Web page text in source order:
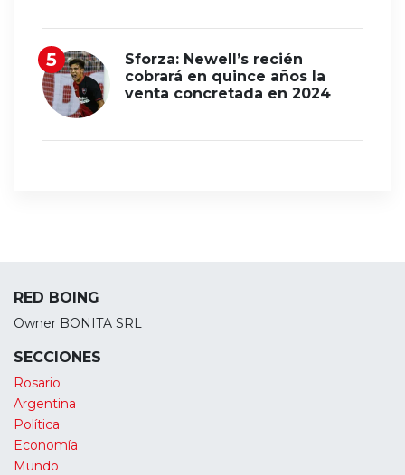
Sforza: Newell’s recién
cobrará en quince años la
venta concretada en 2024
RED BOING
Owner BONITA SRL
SECCIONES
Rosario
Argentina
Política
Economía
Mundo